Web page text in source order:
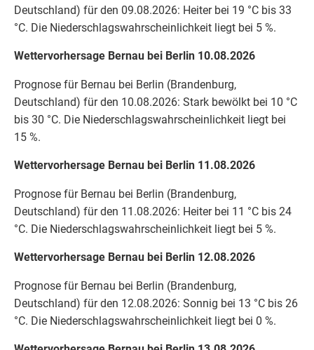
Deutschland) für den 09.08.2026: Heiter bei 19 °C bis 33
°C. Die Niederschlagswahrscheinlichkeit liegt bei 5 %.
Wettervorhersage Bernau bei Berlin 10.08.2026
Prognose für Bernau bei Berlin (Brandenburg,
Deutschland) für den 10.08.2026: Stark bewölkt bei 10 °C
bis 30 °C. Die Niederschlagswahrscheinlichkeit liegt bei
15 %.
Wettervorhersage Bernau bei Berlin 11.08.2026
Prognose für Bernau bei Berlin (Brandenburg,
Deutschland) für den 11.08.2026: Heiter bei 11 °C bis 24
°C. Die Niederschlagswahrscheinlichkeit liegt bei 5 %.
Wettervorhersage Bernau bei Berlin 12.08.2026
Prognose für Bernau bei Berlin (Brandenburg,
Deutschland) für den 12.08.2026: Sonnig bei 13 °C bis 26
°C. Die Niederschlagswahrscheinlichkeit liegt bei 0 %.